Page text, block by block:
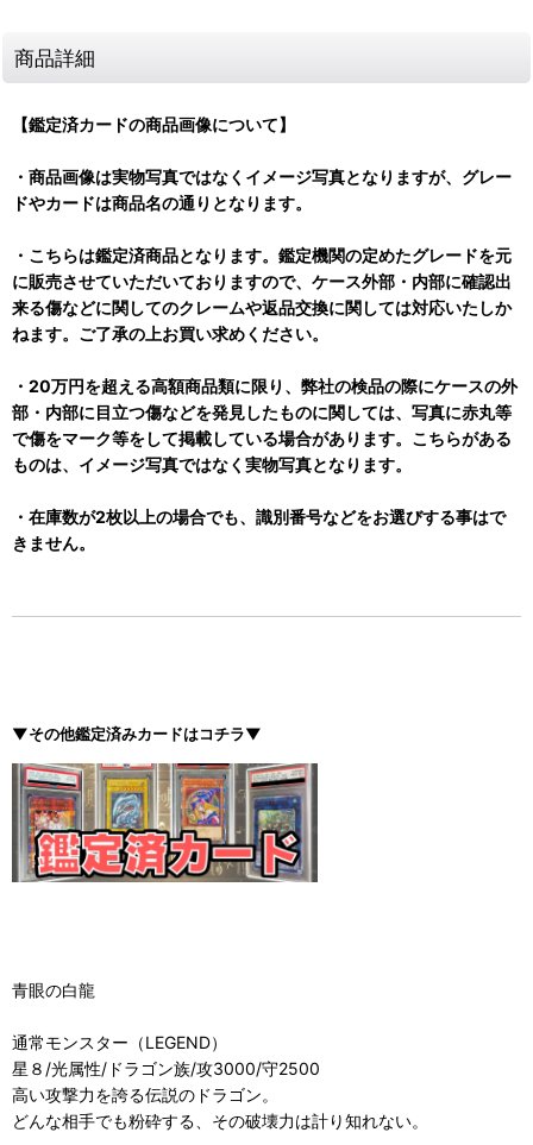
商品詳細
【鑑定済カードの商品画像について】
・商品画像は実物写真ではなくイメージ写真となりますが、グレー
ドやカードは商品名の通りとなります。
・こちらは鑑定済商品となります。鑑定機関の定めたグレードを元
に販売させていただいておりますので、ケース外部・内部に確認出
来る傷などに関してのクレームや返品交換に関しては対応いたしか
ねます。ご了承の上お買い求めください。
・20万円を超える高額商品類に限り、弊社の検品の際にケースの外
部・内部に目立つ傷などを発見したものに関しては、写真に赤丸等
で傷をマーク等をして掲載している場合があります。こちらがある
ものは、イメージ写真ではなく実物写真となります。
・在庫数が2枚以上の場合でも、識別番号などをお選びする事はで
きません。
▼その他鑑定済みカードはコチラ▼
青眼の白龍
通常モンスター（LEGEND）
星８/光属性/ドラゴン族/攻3000/守2500
高い攻撃力を誇る伝説のドラゴン。
どんな相手でも粉砕する、その破壊力は計り知れない。